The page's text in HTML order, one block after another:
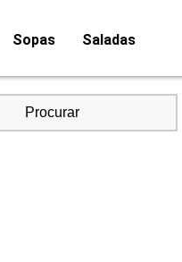
Sopas Saladas
Procurar